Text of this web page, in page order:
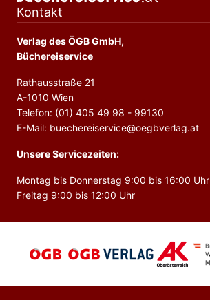
Kontakt
Verlag des ÖGB GmbH,
Büchereiservice
Rathausstraße 21
A-1010 Wien
Telefon: (01) 405 49 98 - 99130
E-Mail: buechereiservice@oegbverlag.at
Unsere Servicezeiten:
Montag bis Donnerstag 9:00 bis 16:00 Uhr
Freitag 9:00 bis 12:00 Uhr